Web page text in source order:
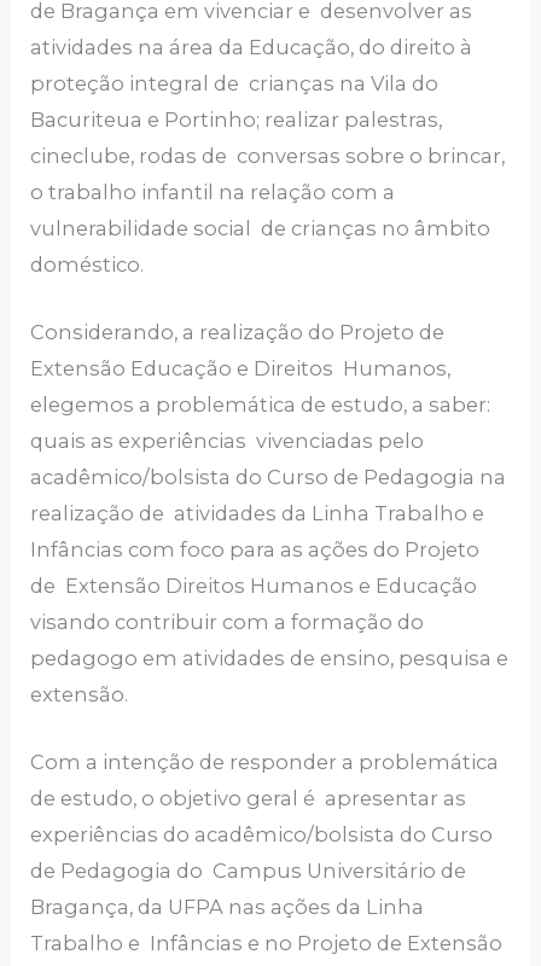
de Bragança em vivenciar e desenvolver as
atividades na área da Educação, do direito à
proteção integral de crianças na Vila do
Bacuriteua e Portinho; realizar palestras,
cineclube, rodas de conversas sobre o brincar,
o trabalho infantil na relação com a
vulnerabilidade social de crianças no âmbito
doméstico.
Considerando, a realização do Projeto de
Extensão Educação e Direitos Humanos,
elegemos a problemática de estudo, a saber:
quais as experiências vivenciadas pelo
acadêmico/bolsista do Curso de Pedagogia na
realização de atividades da Linha Trabalho e
Infâncias com foco para as ações do Projeto
de Extensão Direitos Humanos e Educação
visando contribuir com a formação do
pedagogo em atividades de ensino, pesquisa e
extensão.
Com a intenção de responder a problemática
de estudo, o objetivo geral é apresentar as
experiências do acadêmico/bolsista do Curso
de Pedagogia do Campus Universitário de
Bragança, da UFPA nas ações da Linha
Trabalho e Infâncias e no Projeto de Extensão